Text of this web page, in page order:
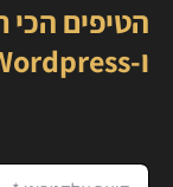
הטיפים
ו-Wordpress ישירות למייל שלכם